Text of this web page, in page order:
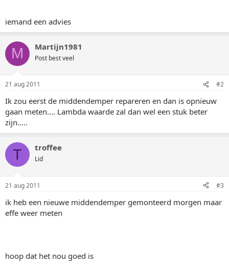
iemand een advies
M Martijn1981
Post best veel
21 aug 2011 #2
Ik zou eerst de middendemper repareren en dan is opnieuw
gaan meten.... Lambda waarde zal dan wel een stuk beter
zijn.....
T troffee
Lid
21 aug 2011 #3
ik heb een nieuwe middendemper gemonteerd morgen maar
effe weer meten
hoop dat het nou goed is